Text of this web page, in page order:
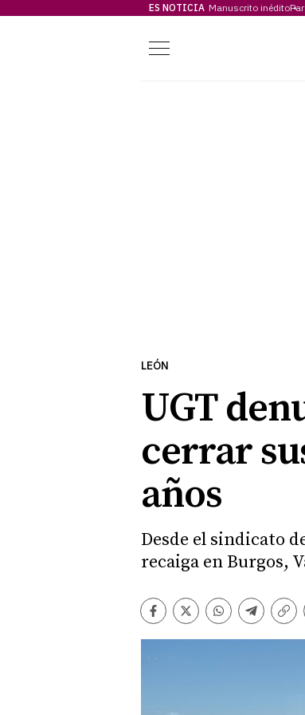
ES NOTICIA Manuscrito inédito
Menú
LEÓN
UGT
cerrar
años
Desde el sindicato
recaiga en Burgos,
Facebook
TwitterWhatsapp
Comentarios